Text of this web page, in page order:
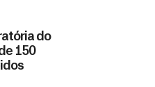
do
150